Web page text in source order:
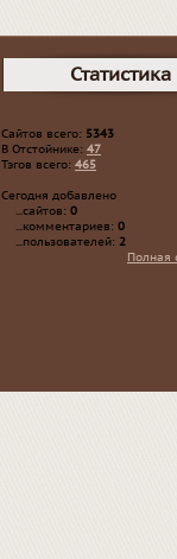
Статистика
Сайтов всего: 5343
В Отстойнике: 47
Тэгов всего: 465
Сегодня добавлено
...сайтов: 0
...комментариев: 0
...пользователей: 2
Полная